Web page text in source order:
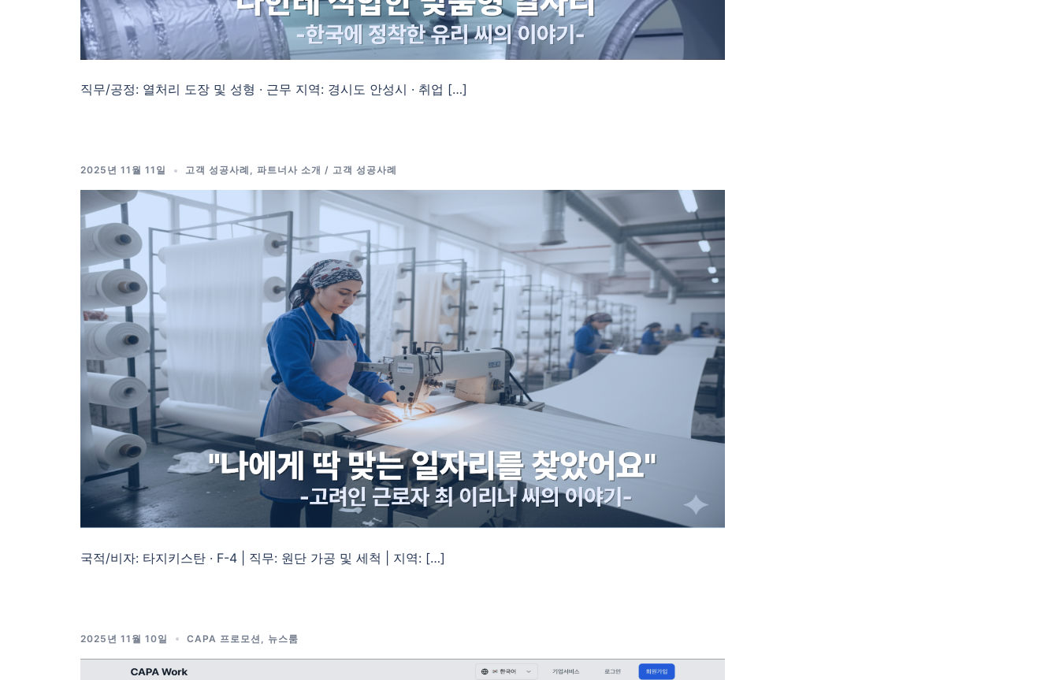
직무/공정: 열처리 도장 및 성형 · 근무 지역: 경시도 안성시 · 취업 […]
2025년 11월 11일 고객 성공사례 , 파트너사 소개 / 고객 성공사례
국적/비자: 타지키스탄 · F-4 | 직무: 원단 가공 및 세척 | 지역: […]
2025년 11월 10일 CAPA 프로모션 뉴스룸